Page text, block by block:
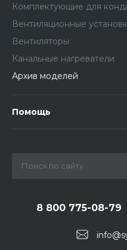
Комплектующие для
Вентиляционные
Вентиляторы
Канальные нагреватели
Архив моделей
Помощь
8 800 775-08-79